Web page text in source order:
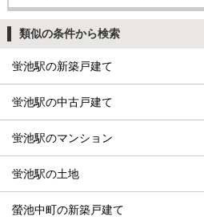
類似の条件から検索
蛍池駅の新築戸建て
蛍池駅の中古戸建て
蛍池駅のマンション
蛍池駅の土地
螢池中町の新築戸建て